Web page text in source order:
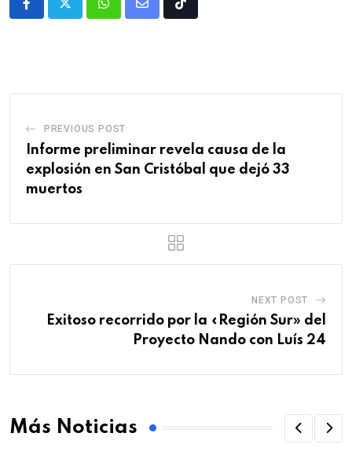
PREVIOUS POST
Informe preliminar revela causa de la
explosión en San Cristóbal que dejó 33
muertos
NEXT POST
Exitoso recorrido por la «Región Sur» del
Proyecto Nando con Luís 24
Más Noticias